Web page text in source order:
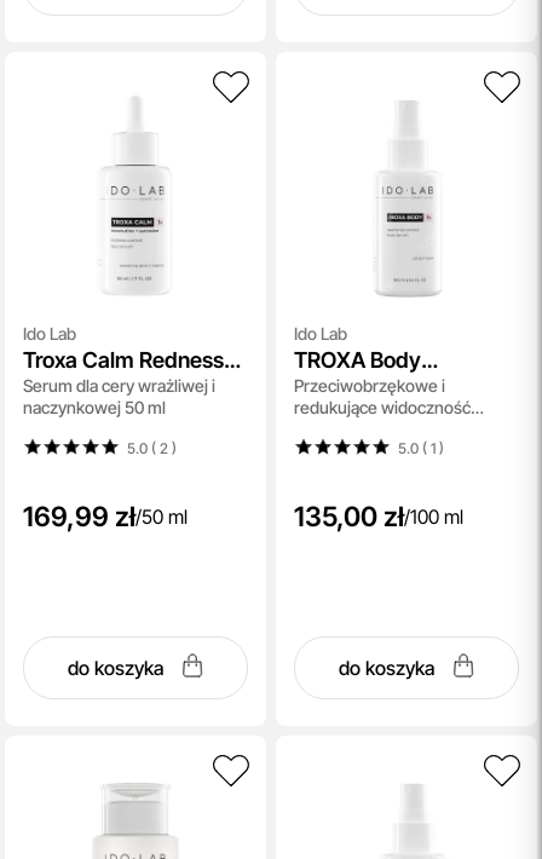
Ido Lab
Troxa Calm Redness
Control Face Serum
Serum dla cery wrażliwej i
naczynkowej 50 ml
5.0 ( 2 )
169,99 zł/50 ml
do koszyka
Ido Lab
TROXA Body
Capillaries Control
Body Serum
Przeciwobrzękowe i
redukujące widoczność
ml
5.0 ( 1)
135,00 zł/100 ml
do koszyka